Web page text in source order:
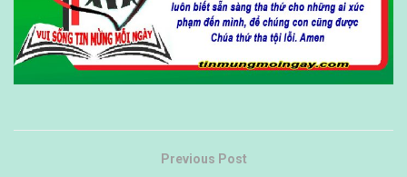
Previous Post